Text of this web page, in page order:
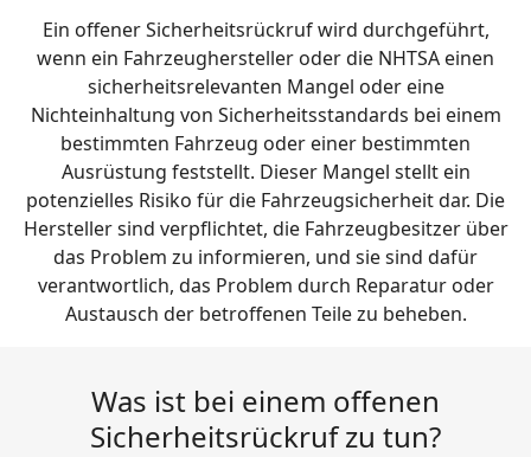
Ein offener Sicherheitsrückruf wird durchgeführt,
wenn ein Fahrzeughersteller oder die NHTSA einen
sicherheitsrelevanten Mangel oder eine
Nichteinhaltung von Sicherheitsstandards bei einem
bestimmten Fahrzeug oder einer bestimmten
Ausrüstung feststellt. Dieser Mangel stellt ein
potenzielles Risiko für die Fahrzeugsicherheit dar. Die
Hersteller sind verpflichtet, die Fahrzeugbesitzer über
das Problem zu informieren, und sie sind dafür
verantwortlich, das Problem durch Reparatur oder
Austausch der betroffenen Teile zu beheben.
Was ist bei einem offenen
Sicherheitsrückruf zu tun?